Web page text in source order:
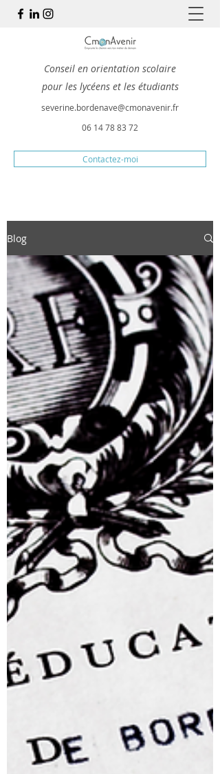
Conseil en orientation scolaire
pour les lycéens et les étudiants
severine.bordenave@cmonavenir.fr
06 14 78 83 72
Contactez-moi
Blog